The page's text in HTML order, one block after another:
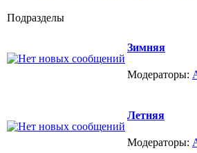
Подразделы
Зимняя
Модераторы:
Летняя
Модераторы: